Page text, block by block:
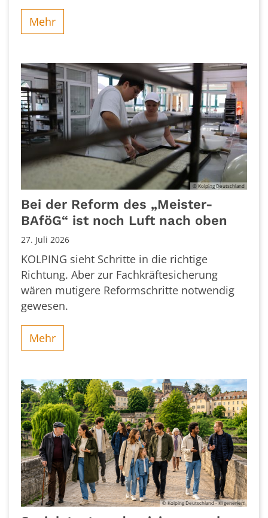
Mehr
© Kolping Deutschland
Bei der Reform des „Meister-
BAföG“ ist noch Luft nach oben
27. Juli 2026
KOLPING sieht Schritte in die richtige
Richtung. Aber zur Fachkräftesicherung
wären mutigere Reformschritte notwendig
gewesen.
Mehr
© Kolping Deutschland - KI generiert